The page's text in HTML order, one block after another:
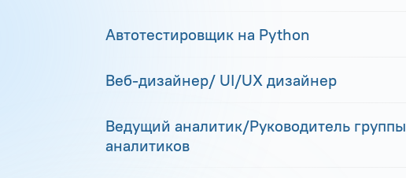
Автотестировщик на Python
Веб-дизайнер/ UI/UX дизайнер
Ведущий аналитик/Руководитель группы
аналитиков